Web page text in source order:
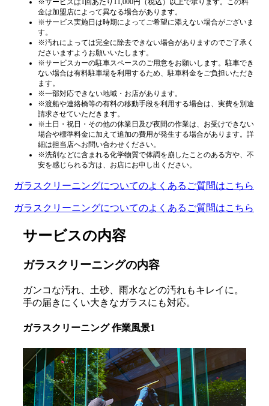
金は加盟店によって異なる場合があります。
※サービス実施日は時期によってご希望に添えない場合がございま
す。
※汚れによっては完全に除去できない場合がありますのでご了承く
ださいますようお願いいたします。
※サービスカーの駐車スペースのご用意をお願いします。駐車でき
ない場合は有料駐車場を利用するため、駐車料金をご負担いただき
ます。
※一部対応できない地域・お店があります。
※渡船や連絡橋等の有料の移動手段を利用する場合は、実費を別途
請求させていただきます。
※土日・祝日・その他の休業日及び夜間の作業は、お受けできない
場合や標準料金に加えて追加の費用が発生する場合があります。詳
細は担当店へお問い合わせください。
※洗剤などに含まれる化学物質で体調を崩したことのある方や、不
安を感じられる方は、お店にお申し出ください。
ガラスクリーニングについてのよくあるご質問はこちら
ガラスクリーニングについてのよくあるご質問はこちら
サービスの内容
ガラスクリーニングの内容
ガンコな汚れ、土砂、雨水などの汚れもキレイに。
手の届きにくい大きなガラスにも対応。
ガラスクリーニング 作業風景1